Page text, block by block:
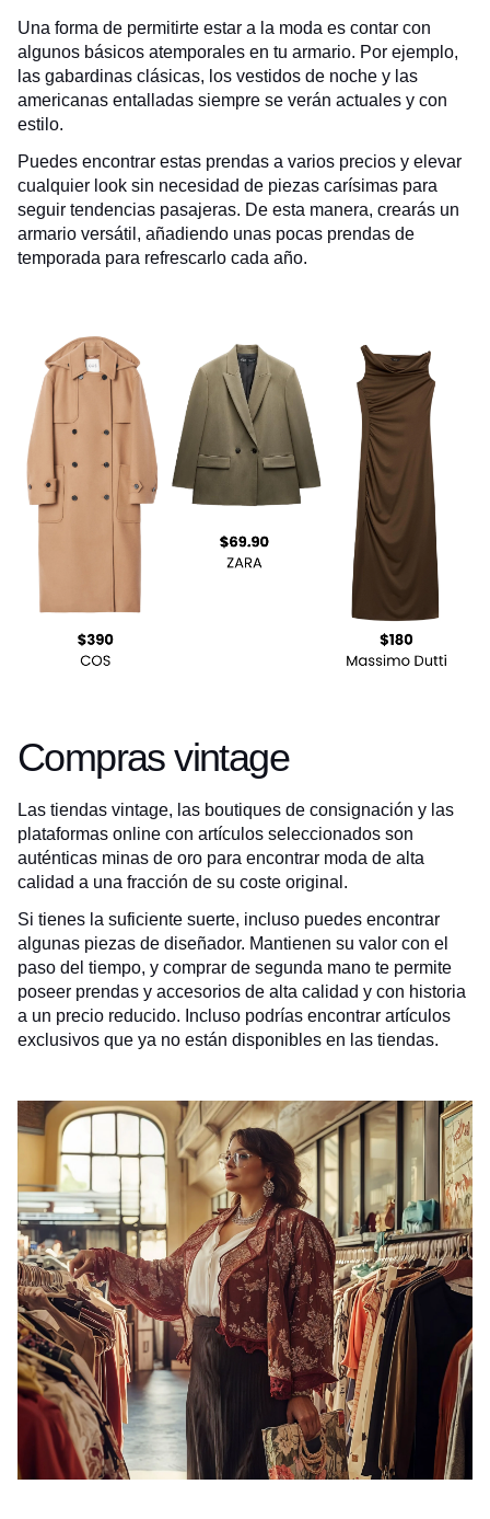
Una forma de permitirte estar a la moda es contar con
algunos básicos atemporales en tu armario. Por ejemplo,
las gabardinas clásicas, los vestidos de noche y las
americanas entalladas siempre se verán actuales y con
estilo.
Puedes encontrar estas prendas a varios precios y elevar
cualquier look sin necesidad de piezas carísimas para
seguir tendencias pasajeras. De esta manera, crearás un
armario versátil, añadiendo unas pocas prendas de
temporada para refrescarlo cada año.
Compras vintage
Las tiendas vintage, las boutiques de consignación y las
plataformas online con artículos seleccionados son
auténticas minas de oro para encontrar moda de alta
calidad a una fracción de su coste original.
Si tienes la suficiente suerte, incluso puedes encontrar
algunas piezas de diseñador. Mantienen su valor con el
paso del tiempo, y comprar de segunda mano te permite
poseer prendas y accesorios de alta calidad y con historia
a un precio reducido. Incluso podrías encontrar artículos
exclusivos que ya no están disponibles en las tiendas.